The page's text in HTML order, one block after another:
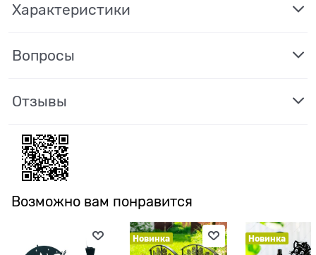
Характеристики
Вопросы
Отзывы
Возможно вам понравится
Новинка Новинка